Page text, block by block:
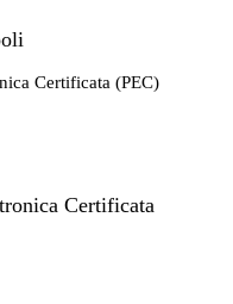
Certificata (PEC)
Certificata